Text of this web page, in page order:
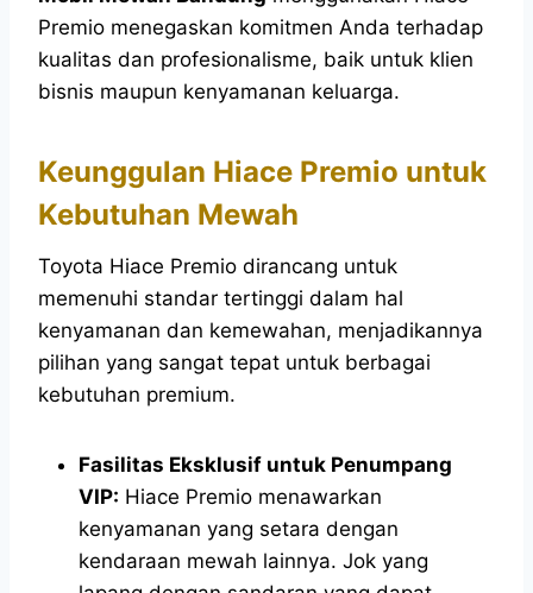
Premio menegaskan komitmen Anda terhadap
kualitas dan profesionalisme, baik untuk klien
bisnis maupun kenyamanan keluarga.
Keunggulan Hiace Premio untuk
Kebutuhan Mewah
Toyota Hiace Premio dirancang untuk
memenuhi standar tertinggi dalam hal
kenyamanan dan kemewahan, menjadikannya
pilihan yang sangat tepat untuk berbagai
kebutuhan premium.
Fasilitas Eksklusif untuk Penumpang
VIP: Hiace Premio menawarkan
kenyamanan yang setara dengan
kendaraan mewah lainnya. Jok yang